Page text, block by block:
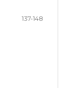
137-148